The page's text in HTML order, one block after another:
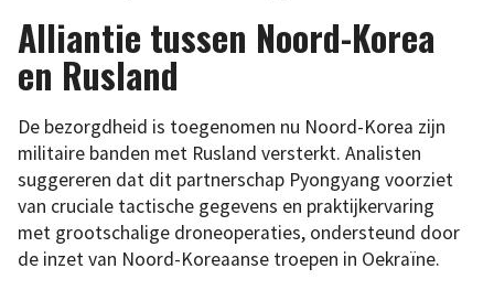
Alliantie tussen Noord-Korea
en Rusland
De bezorgdheid is toegenomen nu Noord-Korea zijn
militaire banden met Rusland versterkt. Analisten
suggereren dat dit partnerschap Pyongyang voorziet
van cruciale tactische gegevens en praktijkervaring
met grootschalige droneoperaties, ondersteund door
de inzet van Noord-Koreaanse troepen in Oekraïne.